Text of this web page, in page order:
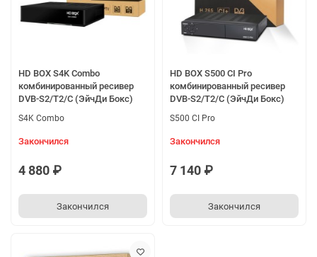
HD BOX S4K Combo
комбинированный ресивер
DVB-S2/T2/C (ЭйчДи Бокс)
S4K Combo
Закончился
4 880 ₽
Закончился
HD BOX S500 CI Pro
комбинированный ресивер
DVB-S2/T2/C (ЭйчДи Бокс)
S500 CI Pro
Закончился
7 140 ₽
Закончился